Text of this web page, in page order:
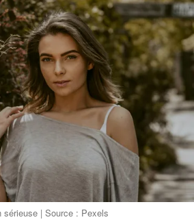
sérieuse | Source : Pexels